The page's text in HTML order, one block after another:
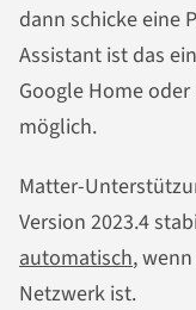
dann schicke eine
Assistant ist das
Google Home
möglich.
Matter-
Version 2023.4
automatisch,
Netzwerk ist.